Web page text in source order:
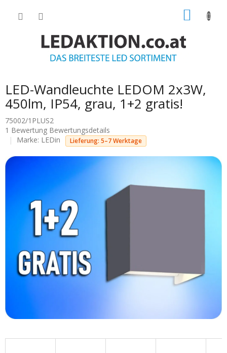
LED-Wandleuchte LEDOM 2x3W,
450lm, IP54, grau, 1+2 gratis!
75002/1PLUS2
Die
durchschnittliche
ist
5.0
1 Bewertung Bewertungsdetails
Marke: LEDin Lieferung: 5–7 Werktage